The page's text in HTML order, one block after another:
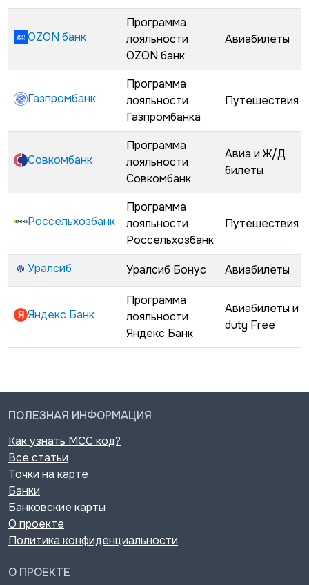
OZON банк
Программа
лояльности
OZON банк
Авиабилеты
Газпромбанк
Программа
лояльности
Газпромбанка
Путешествия
Совкомбанк
Программа
лояльности
Совкомбанк
Авиа и Ж/Д
билеты
Россельхозбанк
Программа
лояльности
Россельхозбанк
Путешествия
Уралсиб Уралсиб Бонус Авиабилеты
Яндекс Банк
Программа
лояльности
Яндекс Банк
Авиабилеты и
duty Free
ПОЛЕЗНАЯ ИНФОРМАЦИЯ
Как узнать MCC код?
Все статьи
Точки на карте
Банки
Банковские карты
О проекте
Политика конфиденциальности
О ПРОЕКТЕ